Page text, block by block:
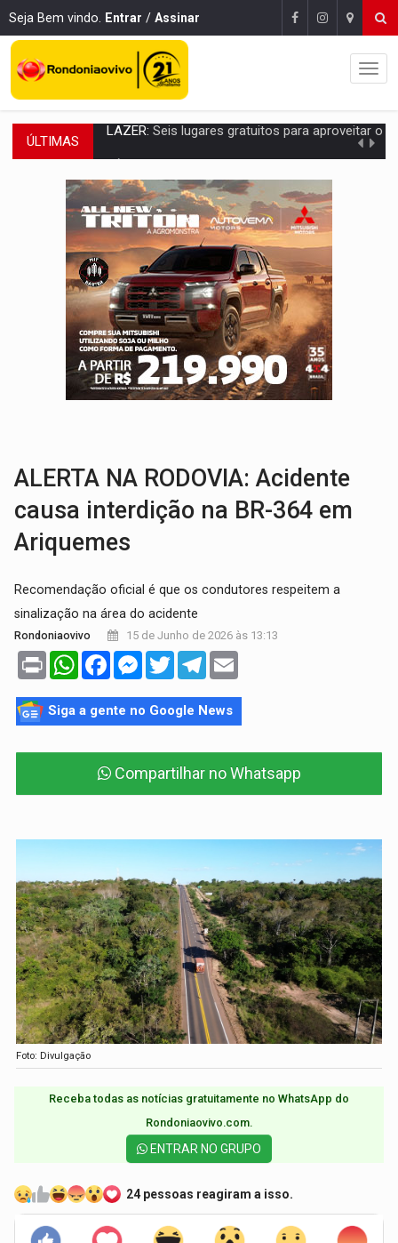
Seja Bem vindo. Entrar / Assinar
ÚLTIMAS FTICCO e Força Tática prendem membro do CV com arma e drogas
INCLUSÃO:Prefeitura fortalece parceria com a APAE para ampliar ações
DEFESA:Exército testa inovações no combate a drones durante
TEMAS SOCIOAMBIENTAIS:Em Itapuã do Oeste, CINEMAZÔNIA leva cinema
PREVISÃO:Interior de Rondônia terá sábado (8) de calor intenso
INFRAESTRUTURA:Após quase 30 anos de espera, asfalto chega ao
A ILHA:Coreografia de Rondônia estreia na programação do Festival de
ELEIÇÕES 2026:Sgt. Mouza esclarece 'erro de digitação' em declaração de
ALERTA NA RODOVIA: Acidente
causa interdição na BR-364 em
Ariquemes
Recomendação oficial é que os condutores respeitem a
sinalização na área do acidente
Rondoniaovivo 15 de Junho de 2026 às 13:13
Print WhatsAppFacebookMessenger
TwitterTelegram
Siga a gente no Google News
Compartilhar no Whatsapp
Foto: Divulgação
Receba todas as notícias gratuitamente no WhatsApp do
Rondoniaovivo.com.​
ENTRAR NO GRUPO
24 pessoas reagiram a isso.